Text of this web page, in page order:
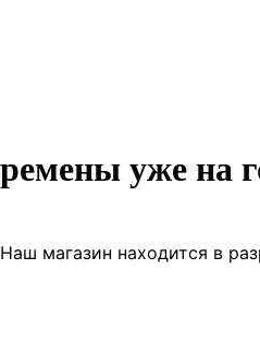
уже на
магазин находится в